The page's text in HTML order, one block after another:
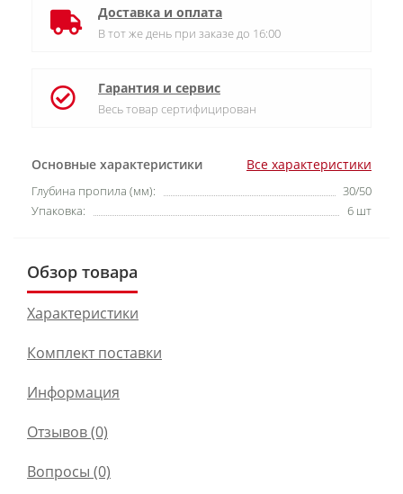
Основные характеристики Все характеристики
Глубина пропила (мм):
30/50
Упаковка:
6 шт
Доставка и оплата
В тот же день при заказе до 16:00
Гарантия и сервис
Весь товар сертифицирован
Обзор товара
Характеристики
Комплект поставки
Информация
Отзывов (0)
Вопросы (0)